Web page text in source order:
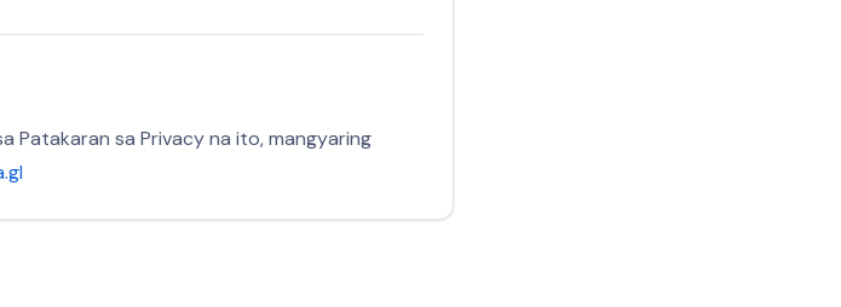
Patakaran sa Privacy na ito, mangyaring